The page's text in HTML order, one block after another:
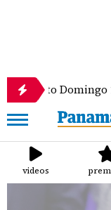
2026 con
videos